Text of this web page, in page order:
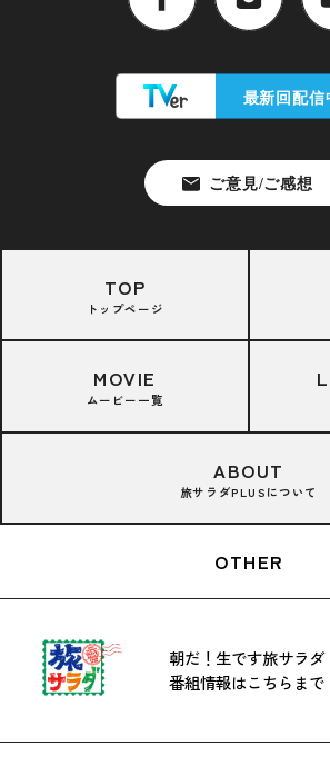
TOP
トップページ
MOVIE
ムービー一覧
ABOUT
旅サラダPLUSについて
OTHER
朝だ！生です旅サラダ
番組情報はこちらまで